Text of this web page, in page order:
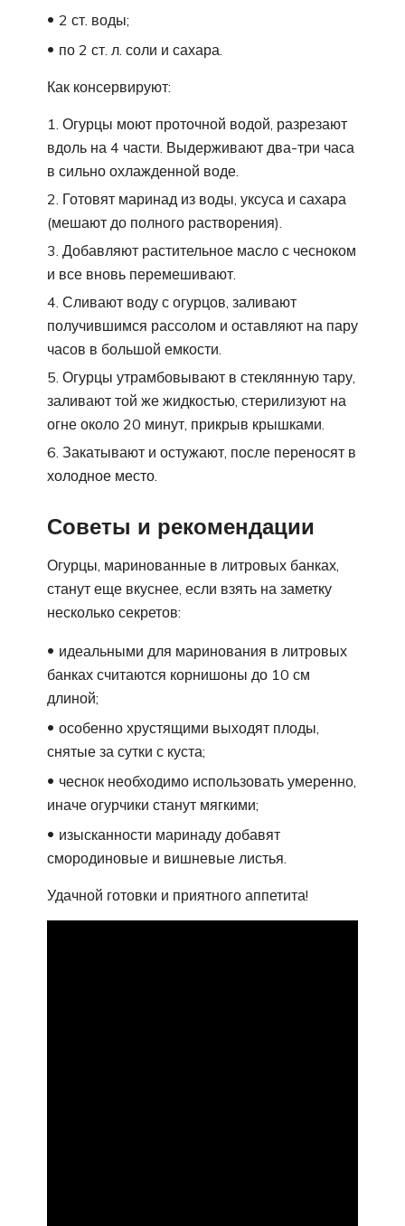
2 ст. воды;
по 2 ст. л. соли и сахара.
Как консервируют:
Огурцы моют проточной водой, разрезают
вдоль на 4 части. Выдерживают два-три часа
в сильно охлажденной воде.
Готовят маринад из воды, уксуса и сахара
(мешают до полного растворения).
Добавляют растительное масло с чесноком
и все вновь перемешивают.
Сливают воду с огурцов, заливают
получившимся рассолом и оставляют на пару
часов в большой емкости.
Огурцы утрамбовывают в стеклянную тару,
заливают той же жидкостью, стерилизуют на
огне около 20 минут, прикрыв крышками.
Закатывают и остужают, после переносят в
холодное место.
Советы и рекомендации
Огурцы, маринованные в литровых банках,
станут еще вкуснее, если взять на заметку
несколько секретов:
идеальными для маринования в литровых
банках считаются корнишоны до 10 см
длиной;
особенно хрустящими выходят плоды,
снятые за сутки с куста;
чеснок необходимо использовать умеренно,
иначе огурчики станут мягкими;
изысканности маринаду добавят
смородиновые и вишневые листья.
Удачной готовки и приятного аппетита!